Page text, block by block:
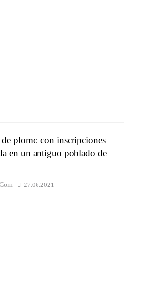
plomo con inscripciones
en un antiguo poblado de
27.06.2021